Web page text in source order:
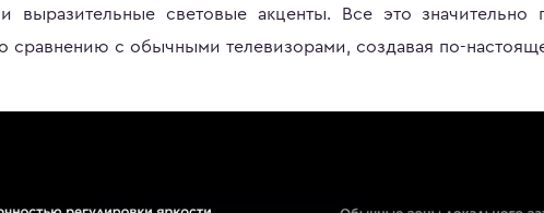
выразительные световые акценты. Все это
сравнению с обычными телевизорами, создавая по-